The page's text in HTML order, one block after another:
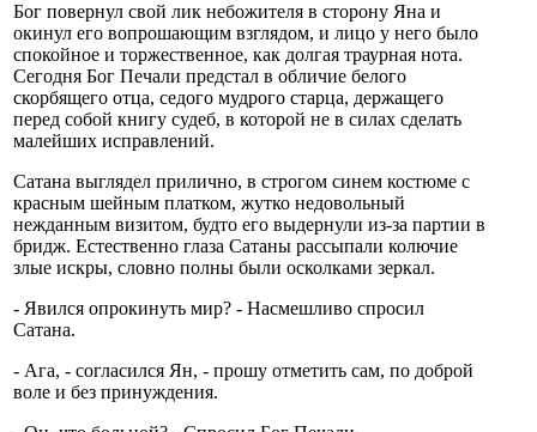
Бог повернул свой лик небожителя в сторону Яна и
окинул его вопрошающим взглядом, и лицо у него было
спокойное и торжественное, как долгая траурная нота.
Сегодня Бог Печали предстал в обличие белого
скорбящего отца, седого мудрого старца, держащего
перед собой книгу судеб, в которой не в силах сделать
малейших исправлений.
Сатана выглядел прилично, в строгом синем костюме с
красным шейным платком, жутко недовольный
нежданным визитом, будто его выдернули из-за партии в
бридж. Естественно глаза Сатаны рассыпали колючие
злые искры, словно полны были осколками зеркал.
- Явился опрокинуть мир? - Насмешливо спросил
Сатана.
- Ага, - согласился Ян, - прошу отметить сам, по доброй
воле и без принуждения.